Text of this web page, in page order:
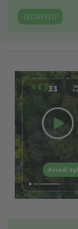
ISCRIVITI